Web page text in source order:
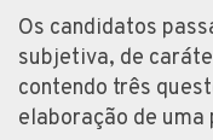
Os candidatos
subjetiva, de
contendo três
elaboração de